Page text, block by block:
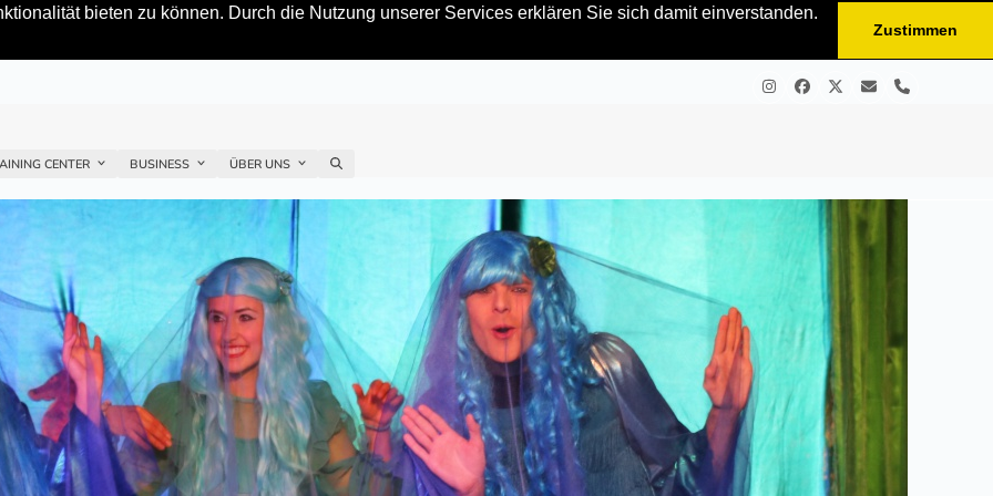
bieten zu können. Durch die Nutzung unserer Services erklären Sie sich damit einverstanden.
Zustimmen
InstagramFacebook
Twitter
E- Telefon
CENTER BUSINESS ÜBER UNS